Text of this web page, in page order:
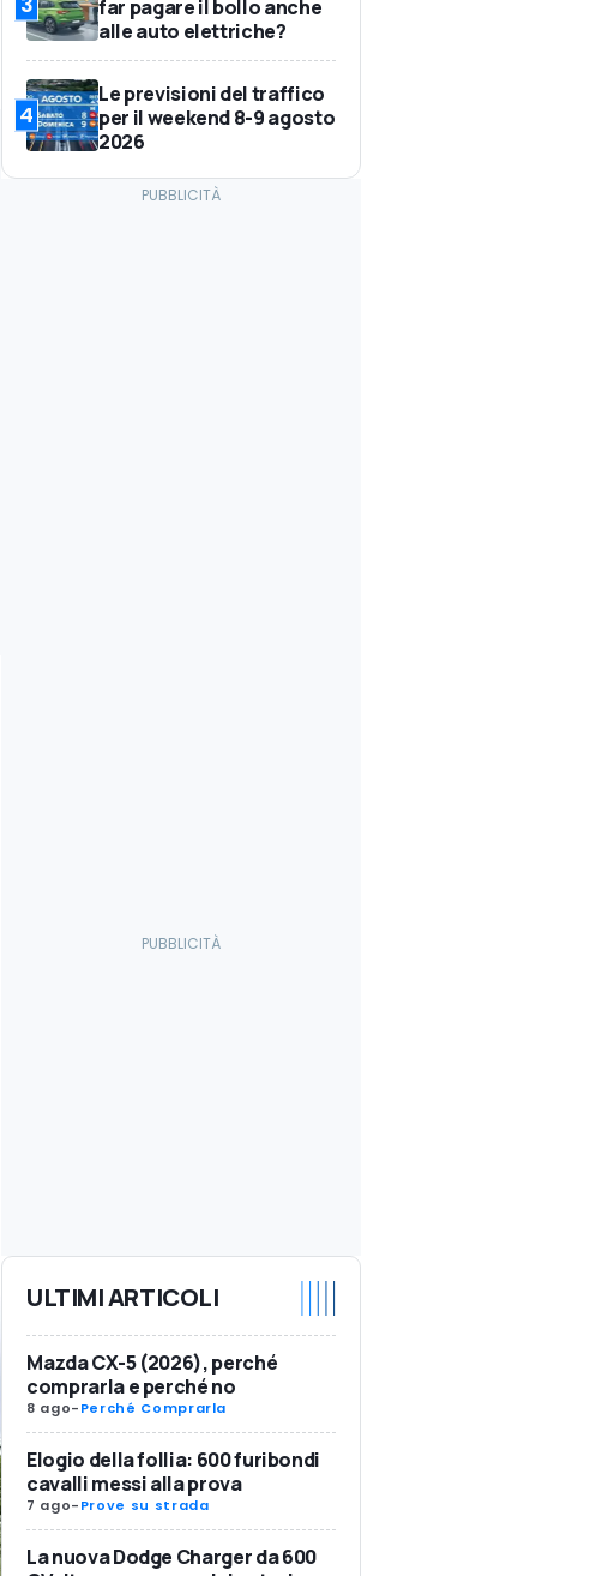
far pagare il bollo anche
alle auto elettriche?
4
Le previsioni del traffico
per il weekend 8-9 agosto
2026
ULTIMI ARTICOLI
Mazda CX-5 (2026), perché
comprarla e perché no
8 ago-Perché Comprarla
Elogio della follia: 600 furibondi
cavalli messi alla prova
7 ago-Prove su strada
La nuova Dodge Charger da 600